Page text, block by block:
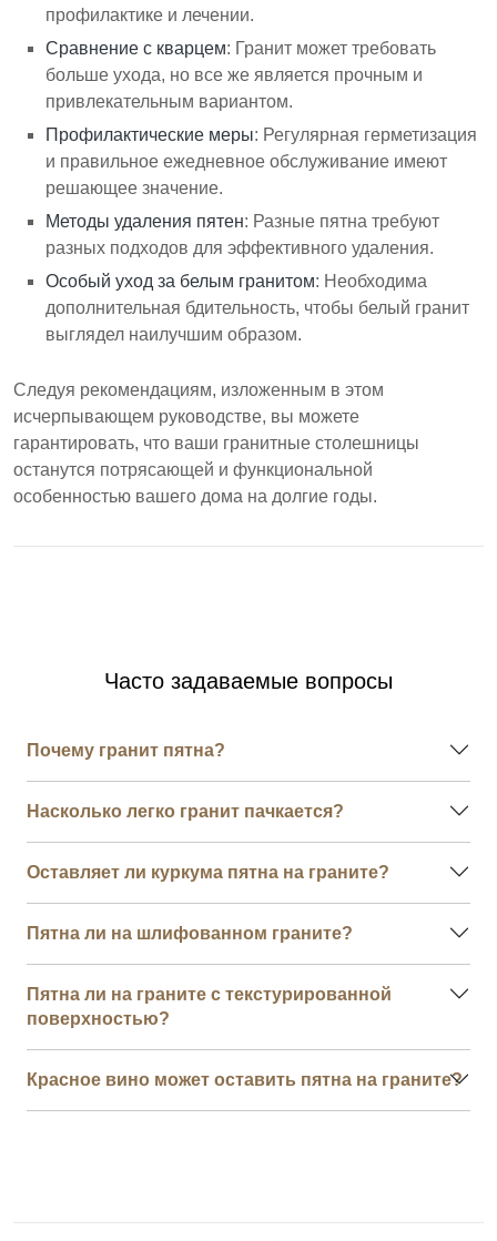
профилактике и лечении.
Сравнение с кварцем: Гранит может требовать
больше ухода, но все же является прочным и
привлекательным вариантом.
Профилактические меры: Регулярная герметизация
и правильное ежедневное обслуживание имеют
решающее значение.
Методы удаления пятен: Разные пятна требуют
разных подходов для эффективного удаления.
Особый уход за белым гранитом: Необходима
дополнительная бдительность, чтобы белый гранит
выглядел наилучшим образом.
Следуя рекомендациям, изложенным в этом
исчерпывающем руководстве, вы можете
гарантировать, что ваши гранитные столешницы
останутся потрясающей и функциональной
особенностью вашего дома на долгие годы.
Часто задаваемые вопросы
Почему гранит пятна?
Насколько легко гранит пачкается?
Оставляет ли куркума пятна на граните?
Пятна ли на шлифованном граните?
Пятна ли на граните с текстурированной
поверхностью?
Красное вино может оставить пятна на граните?